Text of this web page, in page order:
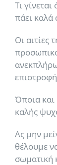
Τι
πάει καλά
Οι αιτίες
Όποια και
καλής
Ας μην
θέλουμε
σωματική